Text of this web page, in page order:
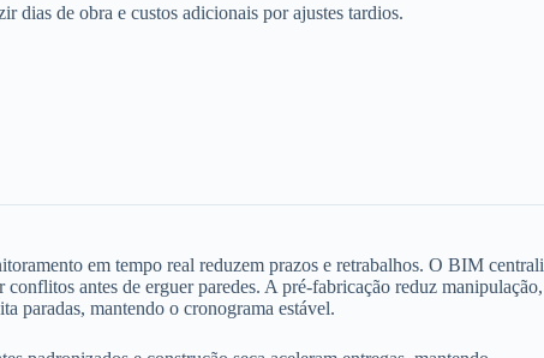
dias de obra e custos adicionais por ajustes tardios.
em tempo real reduzem prazos e retrabalhos. O BIM
antes de erguer paredes. A pré-fabricação reduz manipulação,
paradas, mantendo o cronograma estável.